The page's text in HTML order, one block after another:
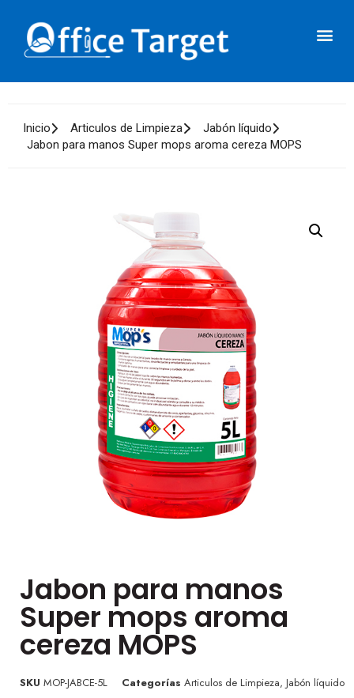
Inicio Articulos de Limpieza
Jabón líquido
Jabon para manos Super mops aroma cereza MOPS
Jabon para manos
Super mops aroma
cereza MOPS
SKU MOP-JABCE-5L Categorías Articulos de Limpieza, Jabón líquido